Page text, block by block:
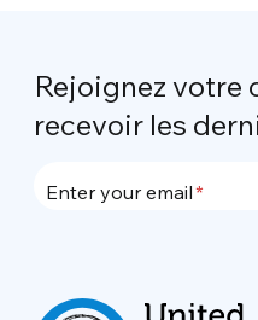
Rejoignez votre
recevoir les
Enter your email